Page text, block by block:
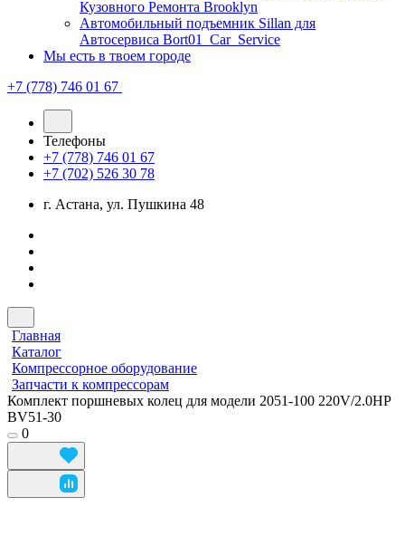
Кузовного Ремонта Brooklyn
Автомобильный подъемник Sillan для
Автосервиса Bort01_Car_Service
Мы есть в твоем городе
+7 (778) 746 01 67
Телефоны
+7 (778) 746 01 67
+7 (702) 526 30 78
г. Астана, ул. Пушкина 48
Главная
Каталог
Компрессорное оборудование
Запчасти к компрессорам
Комплект поршневых колец для модели 2051-100 220V/2.0HP
BV51-30
0